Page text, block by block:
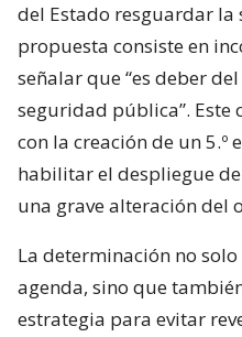
del Estado resguardar la
propuesta consiste en
señalar que “es deber
seguridad pública”. Este
con la creación de un 5.º
habilitar el despliegue
una grave alteración del
La determinación no
agenda, sino que
estrategia para evitar